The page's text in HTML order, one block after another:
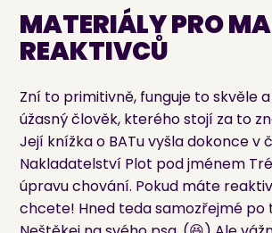
MATERIÁLY PRO
REAKTIVCŮ
Zní to primitivně, funguje to skvěle
úžasný člověk, kterého stojí za to
Její knížka o BATu vyšla dokonce v
Nakladatelství Plot pod jménem
úpravu chování. Pokud máte
chcete! Hned teda samozřejmé po